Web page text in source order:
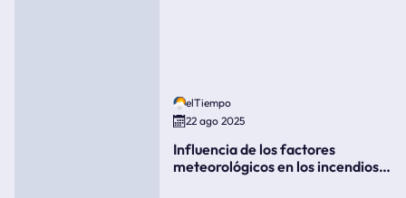
elTiempo
22 ago 2025
Influencia de los factores
meteorológicos en los incendios